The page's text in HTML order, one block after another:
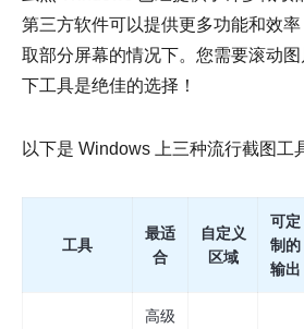
第三方软件可以提供更多功能和效
取部分屏幕的情况下。您需要滚动
下工具是绝佳的选择！
以下是 Windows 上三种流行截图工
工具
最适
合
自定义
区域
可定
制的
输出
高级